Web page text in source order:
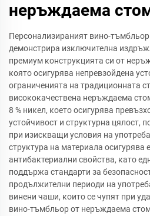
неръждаема
Персонализираният вино-
демонстрира изключителна
премиум конструкцията си от
която осигурява непревзойдена
ограниченията на традиционната
висококачествена неръждаема
8 % никел, което осигурява
устойчивост и структурна цялост,
при изискващи условия на
структура на материала осигурява
антибактериални свойства, като
поддържа стандарти за
продължителни периоди на
винени чаши, които се чупят при
вино-тъмбльор от неръждаема